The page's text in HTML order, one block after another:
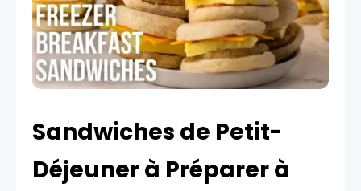
Sandwiches de Petit-
Déjeuner à Préparer à